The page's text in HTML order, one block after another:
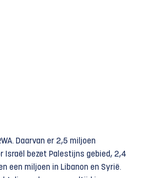
Daarvan er 2,5 miljoen
Israël bezet Palestijns gebied, 2,4
een miljoen in Libanon en Syrië.